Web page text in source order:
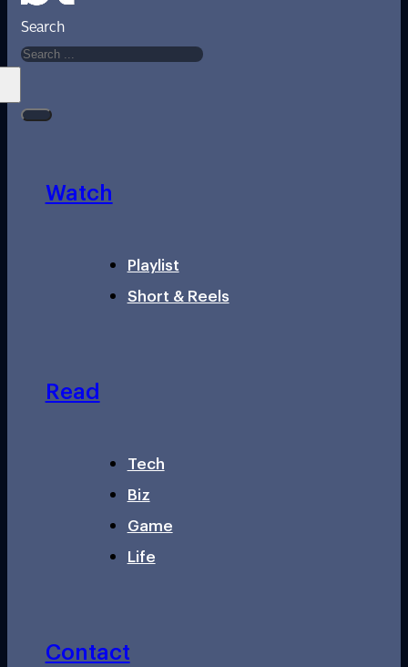
Search
Watch
Playlist
Short & Reels
Read
Tech
Biz
Game
Life
Contact